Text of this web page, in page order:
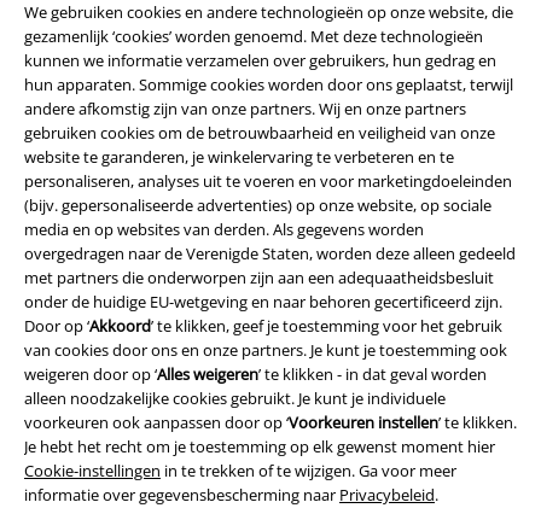
We gebruiken cookies en andere technologieën op onze website, die
gezamenlijk ‘cookies’ worden genoemd. Met deze technologieën
kunnen we informatie verzamelen over gebruikers, hun gedrag en
hun apparaten. Sommige cookies worden door ons geplaatst, terwijl
andere afkomstig zijn van onze partners. Wij en onze partners
gebruiken cookies om de betrouwbaarheid en veiligheid van onze
website te garanderen, je winkelervaring te verbeteren en te
personaliseren, analyses uit te voeren en voor marketingdoeleinden
(bijv. gepersonaliseerde advertenties) op onze website, op sociale
media en op websites van derden. Als gegevens worden
overgedragen naar de Verenigde Staten, worden deze alleen gedeeld
met partners die onderworpen zijn aan een adequaatheidsbesluit
onder de huidige EU-wetgeving en naar behoren gecertificeerd zijn.
Door op ‘Akkoord’ te klikken, geef je toestemming voor het gebruik
van cookies door ons en onze partners. Je kunt je toestemming ook
weigeren door op ‘Alles weigeren’ te klikken - in dat geval worden
alleen noodzakelijke cookies gebruikt. Je kunt je individuele
voorkeuren ook aanpassen door op ‘Voorkeuren instellen’ te klikken.
Je hebt het recht om je toestemming op elk gewenst moment hier
Cookie-instellingen in te trekken of te wijzigen. Ga voor meer
informatie over gegevensbescherming naar Privacybeleid.
Large Studentenkorting
EMP Backstage Club
Over Large
Partnerprogramma's
Duurzaamheid